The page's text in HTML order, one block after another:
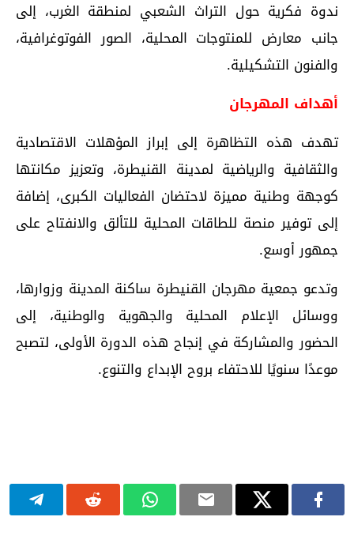
ندوة فكرية حول التراث الشعبي لمنطقة الغرب، إلى
جانب معارض للمنتوجات المحلية، الصور الفوتوغرافية،
والفنون التشكيلية.
أهداف المهرجان
تهدف هذه التظاهرة إلى إبراز المؤهلات الاقتصادية
والثقافية والرياضية لمدينة القنيطرة، وتعزيز مكانتها
كوجهة وطنية مميزة لاحتضان الفعاليات الكبرى، إضافة
إلى توفير منصة للطاقات المحلية للتألق والانفتاح على
جمهور أوسع.
وتدعو جمعية مهرجان القنيطرة ساكنة المدينة وزوارها،
ووسائل الإعلام المحلية والجهوية والوطنية، إلى
الحضور والمشاركة في إنجاح هذه الدورة الأولى، لتصبح
موعدًا سنويًا للاحتفاء بروح الإبداع والتنوع.